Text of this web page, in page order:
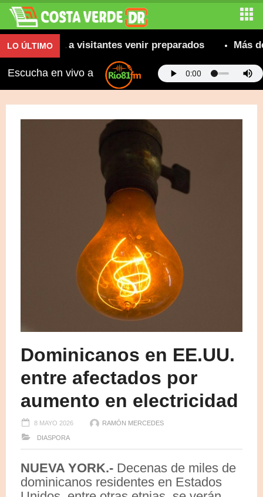
LO ÚLTIMOa visitantes venir preparados Más de
Escucha en vivo a
Dominicanos en EE.UU.
entre afectados por
aumento en electricidad
8 MAYO 2026 RAMÓN MERCEDES
DIASPORA
NUEVA YORK.- Decenas de miles de
dominicanos residentes en Estados